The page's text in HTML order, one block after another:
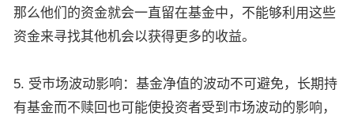
那么他们的资金就会一直留在基金中，不能够利用这些
资金来寻找其他机会以获得更多的收益。
5. 受市场波动影响：基金净值的波动不可避免，长期持
有基金而不赎回也可能使投资者受到市场波动的影响，